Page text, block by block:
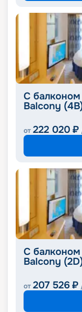
С балконом
Balcony
от 222 020 ₽
С
Balcony
от 207 526 ₽